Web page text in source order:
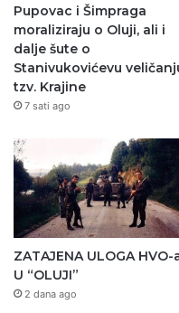
Pupovac i Šimpraga
moraliziraju o Oluji, ali i
dalje šute o
Stanivukovićevu
tzv. Krajine
7 sati ago
ZATAJENA ULOGA HVO-
U “OLUJI”
2 dana ago